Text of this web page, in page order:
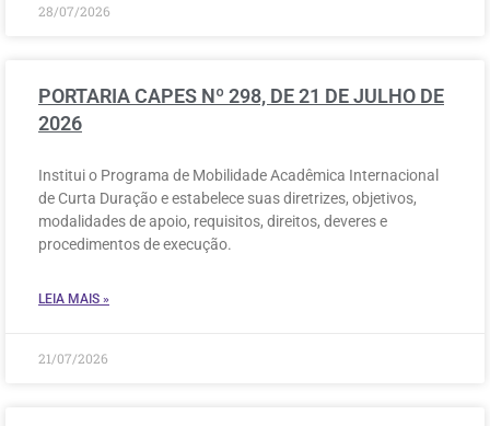
28/07/2026
PORTARIA CAPES Nº 298, DE 21 DE JULHO DE
2026
Institui o Programa de Mobilidade Acadêmica Internacional
de Curta Duração e estabelece suas diretrizes, objetivos,
modalidades de apoio, requisitos, direitos, deveres e
procedimentos de execução.
LEIA MAIS »
21/07/2026